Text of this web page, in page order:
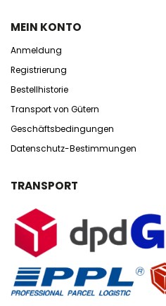
MEIN KONTO
Anmeldung
Registrierung
Bestellhistorie
Transport von Gütern
Geschäftsbedingungen
Datenschutz-Bestimmungen
TRANSPORT